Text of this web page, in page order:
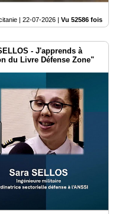
| 22-07-2026 | Vu 52586 fois
- J'apprends à
du Livre Défense Zone"